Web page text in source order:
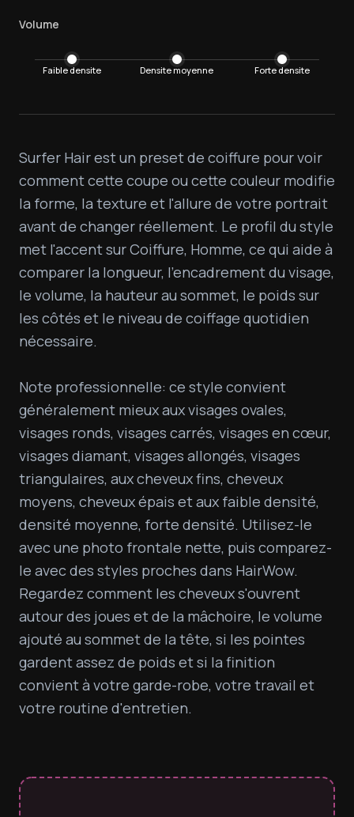
Volume
Faible densite Densite moyenne Forte densite
Surfer Hair est un preset de coiffure pour voir
comment cette coupe ou cette couleur modifie
la forme, la texture et l'allure de votre portrait
avant de changer réellement. Le profil du style
met l'accent sur Coiffure, Homme, ce qui aide à
comparer la longueur, l'encadrement du visage,
le volume, la hauteur au sommet, le poids sur
les côtés et le niveau de coiffage quotidien
nécessaire.
Note professionnelle: ce style convient
généralement mieux aux visages ovales,
visages ronds, visages carrés, visages en cœur,
visages diamant, visages allongés, visages
triangulaires, aux cheveux fins, cheveux
moyens, cheveux épais et aux faible densité,
densité moyenne, forte densité. Utilisez-le
avec une photo frontale nette, puis comparez-
le avec des styles proches dans HairWow.
Regardez comment les cheveux s'ouvrent
autour des joues et de la mâchoire, le volume
ajouté au sommet de la tête, si les pointes
gardent assez de poids et si la finition
convient à votre garde-robe, votre travail et
votre routine d'entretien.